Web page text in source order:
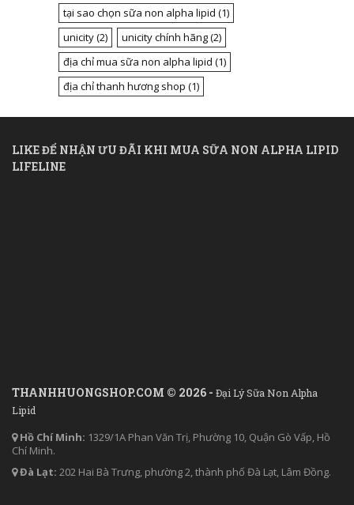
tại sao chọn sữa non alpha lipid (1)
unicity(2) unicity chính hãng(2)
địa chỉ mua sữa non alpha lipid (1)
địa chỉ thanh hương shop (1)
LIKE ĐỂ NHẬN ƯU ĐÃI KHI MUA SỮA NON ALPHA LIPID
LIFELINE
THANHHUONGSHOP.COM © 2026 - Đại Lý Sữa Non Alpha
Lipid
Hồ Chí Minh: 1329/1A Phan Văn Trị, Phường 10, Quận Gò Vấp, Hồ
Chí Minh.
Đà Lạt: 202 Hai Bà Trưng, phường 2, thành phố Đà Lạt, Lâm Đồng.